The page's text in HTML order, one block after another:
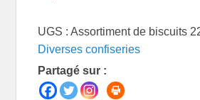
UGS :Assortiment de biscuits
Diverses confiseries
Partagé sur :